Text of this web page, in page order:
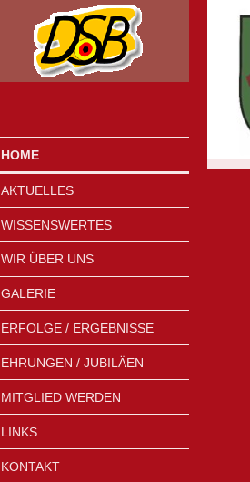
HOME
AKTUELLES
WISSENSWERTES
WIR ÜBER UNS
GALERIE
ERFOLGE / ERGEBNISSE
EHRUNGEN / JUBILÄEN
MITGLIED WERDEN
LINKS
KONTAKT